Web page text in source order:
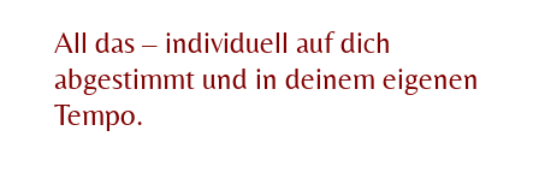
All das – individuell auf dich
abgestimmt und in deinem eigenen
Tempo.